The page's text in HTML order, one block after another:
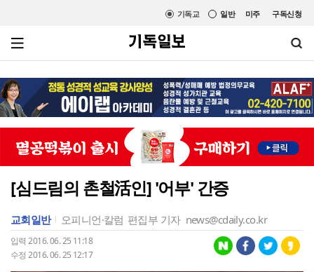
미주 구독신청
일반
기독교
[심드림의 촌철活인] '어부' 간증
교회일반 오피니언·칼럼 편집부 기자 news@cdaily.co.kr
입력 2016. 06. 25 11:18
수정 2016. 06. 25 12:17